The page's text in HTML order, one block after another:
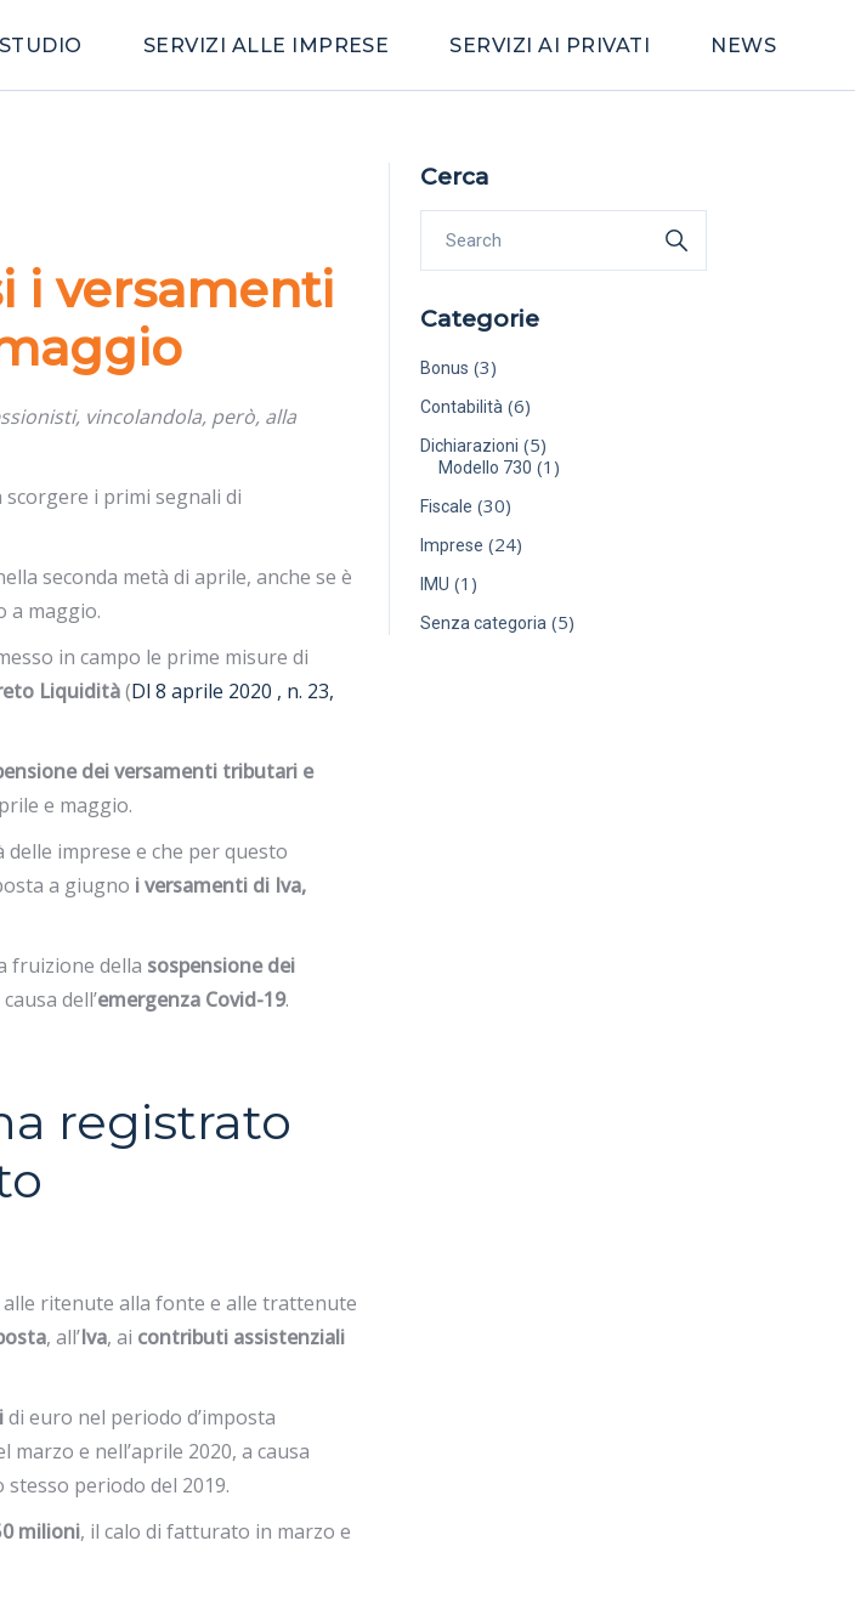
SERVIZI ALLE IMPRESE SERVIZI AI PRIVATI NEWS
i versamenti
vincolandola, però, alla
i primi segnali di
seconda metà di aprile, anche se è
a maggio.
in campo le prime misure di
Liquidità(Dl 8 aprile 2020 , n. 23,
dei versamenti tributari e
e maggio.
imprese e che per questo
a giugno i versamenti di Iva,
fruizione della sospensione dei
dell’emergenza Covid-19.
registrato
ritenute alla fonte e alle trattenute
, all’Iva, ai contributi assistenziali
di euro nel periodo d’imposta
marzo e nell’aprile 2020, a causa
periodo del 2019.
milioni, il calo di fatturato in marzo e
Cerca
Categorie
Bonus (3)
Contabilità (6)
Dichiarazioni (5)
Modello 730 (1)
Fiscale (30)
Imprese (24)
IMU (1)
Senza categoria (5)